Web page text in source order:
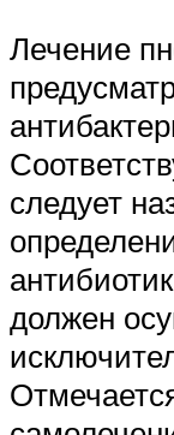
Лечение
следует
должен